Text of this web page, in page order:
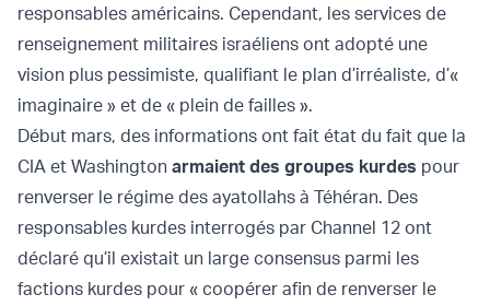
responsables américains. Cependant, les services de
renseignement militaires israéliens ont adopté une
vision plus pessimiste, qualifiant le plan d’irréaliste, d’«
imaginaire » et de « plein de failles ».
Début mars, des informations ont fait état du fait que la
CIA et Washington armaient des groupes kurdes pour
renverser le régime des ayatollahs à Téhéran. Des
responsables kurdes interrogés par Channel 12 ont
déclaré qu’il existait un large consensus parmi les
factions kurdes pour « coopérer afin de renverser le